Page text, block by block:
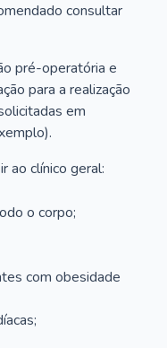
consultar
pré-operatória e
para a realização
em
ao clínico geral:
o corpo;
com obesidade